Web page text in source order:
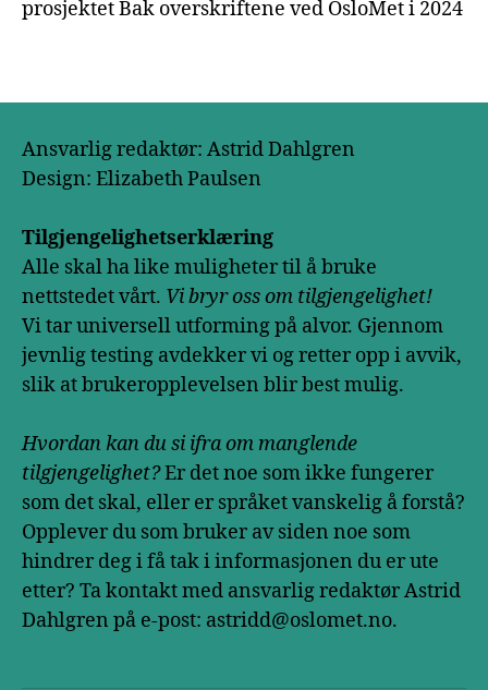
prosjektet Bak overskriftene ved OsloMet i 2024
Ansvarlig redaktør: Astrid Dahlgren
Design: Elizabeth Paulsen
Tilgjengelighetserklæring
Alle skal ha like muligheter til å bruke
nettstedet vårt. Vi bryr oss om tilgjengelighet!
Vi tar universell utforming på alvor. Gjennom
jevnlig testing avdekker vi og retter opp i avvik,
slik at brukeropplevelsen blir best mulig.
Hvordan kan du si ifra om manglende
tilgjengelighet?Er det noe som ikke fungerer
som det skal, eller er språket vanskelig å forstå?
Opplever du som bruker av siden noe som
hindrer deg i få tak i informasjonen du er ute
etter? Ta kontakt med ansvarlig redaktør Astrid
Dahlgren på e-post: astridd@oslomet.no.